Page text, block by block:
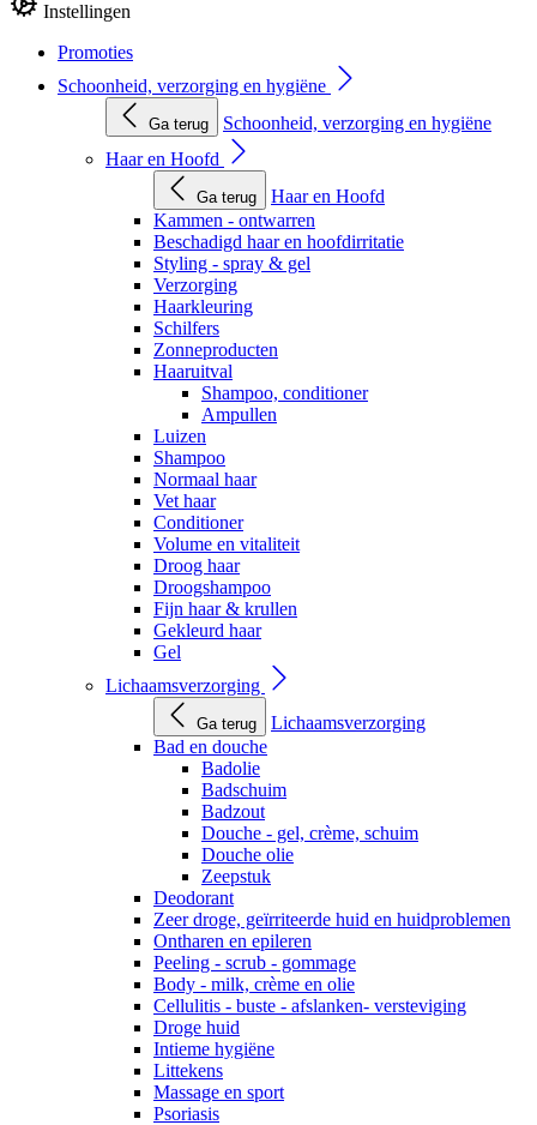
Instellingen
Promoties
Schoonheid, verzorging en hygiëne
Ga terug
Schoonheid, verzorging en hygiëne
Haar en Hoofd
Ga terug
Haar en Hoofd
Kammen - ontwarren
Beschadigd haar en hoofdirritatie
Styling - spray & gel
Verzorging
Haarkleuring
Schilfers
Zonneproducten
Haaruitval
Shampoo, conditioner
Ampullen
Luizen
Shampoo
Normaal haar
Vet haar
Conditioner
Volume en vitaliteit
Droog haar
Droogshampoo
Fijn haar & krullen
Gekleurd haar
Gel
Lichaamsverzorging
Ga terug
Lichaamsverzorging
Bad en douche
Badolie
Badschuim
Badzout
Douche - gel, crème, schuim
Douche olie
Zeepstuk
Deodorant
Zeer droge, geïrriteerde huid en huidproblemen
Ontharen en epileren
Peeling - scrub - gommage
Body - milk, crème en olie
Cellulitis - buste - afslanken- versteviging
Droge huid
Intieme hygiëne
Littekens
Massage en sport
Psoriasis